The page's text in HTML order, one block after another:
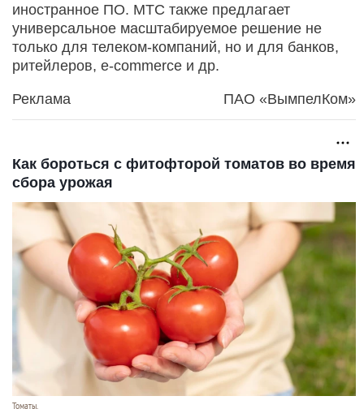
иностранное ПО. МТС также предлагает
универсальное масштабируемое решение не
только для телеком-компаний, но и для банков,
ритейлеров, e-commerce и др.
Реклама ПАО «ВымпелКом»
Как бороться с фитофторой томатов во время
сбора урожая
Томаты.